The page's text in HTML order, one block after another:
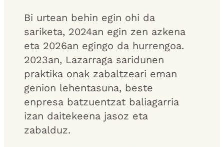
Bi urtean behin egin ohi da
sariketa, 2024an egin zen azkena
eta 2026an egingo da hurrengoa.
2023an, Lazarraga saridunen
praktika onak zabaltzeari eman
genion lehentasuna, beste
enpresa batzuentzat baliagarria
izan daitekeena jasoz eta
zabalduz.